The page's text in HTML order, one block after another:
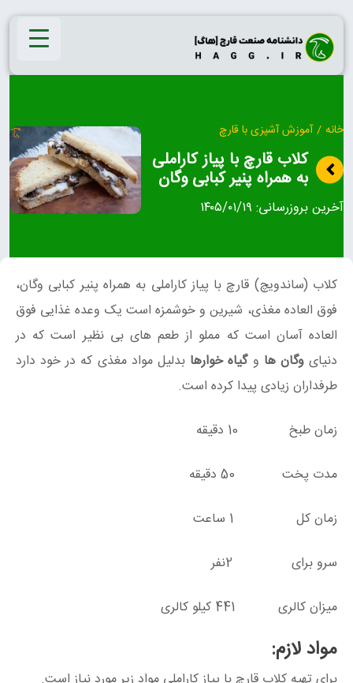
Skip
content
خانه / آموزش آشپزی با قارچ
کلاب قارچ با پیاز کاراملی
به همراه پنیر کبابی وگان
آخرین بروزرسانی: ۱۴۰۵/۰۱/۱۹
کلاب (ساندویچ) قارچ با پیاز کاراملی به همراه پنیر کبابی وگان،
فوق العاده مغذی، شیرین و خوشمزه است یک وعده غذایی فوق
العاده آسان است که مملو از طعم های بی نظیر است که در
دنیایوگان ها وگیاه خوارها بدلیل مواد مغذی که در خود دارد
طرفداران زیادی پیدا کرده است.
زمان طبخ 10 دقیقه
مدت پخت 50 دقیقه
زمان کل 1 ساعت
سرو برای 2نفر
میزان کالری 441 کیلو کالری
مواد لازم: